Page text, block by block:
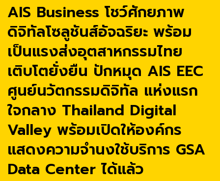
AIS Business โชว์ศักยภาพ
ดิจิทัลโซลูชันส์อัจฉริยะ พร้อม
เป็นแรงส่งอุตสาหกรรมไทย
เติบโตยั่งยืน ปักหมุด AIS EEC
ศูนย์นวัตกรรมดิจิทัล แห่งแรก
ใจกลาง Thailand Digital
Valley พร้อมเปิดให้องค์กร
แสดงความจำนงใช้บริการ GSA
Data Center ได้แล้ว